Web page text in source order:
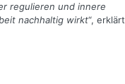
regulieren und innere
nachhaltig wirkt“, erklärt